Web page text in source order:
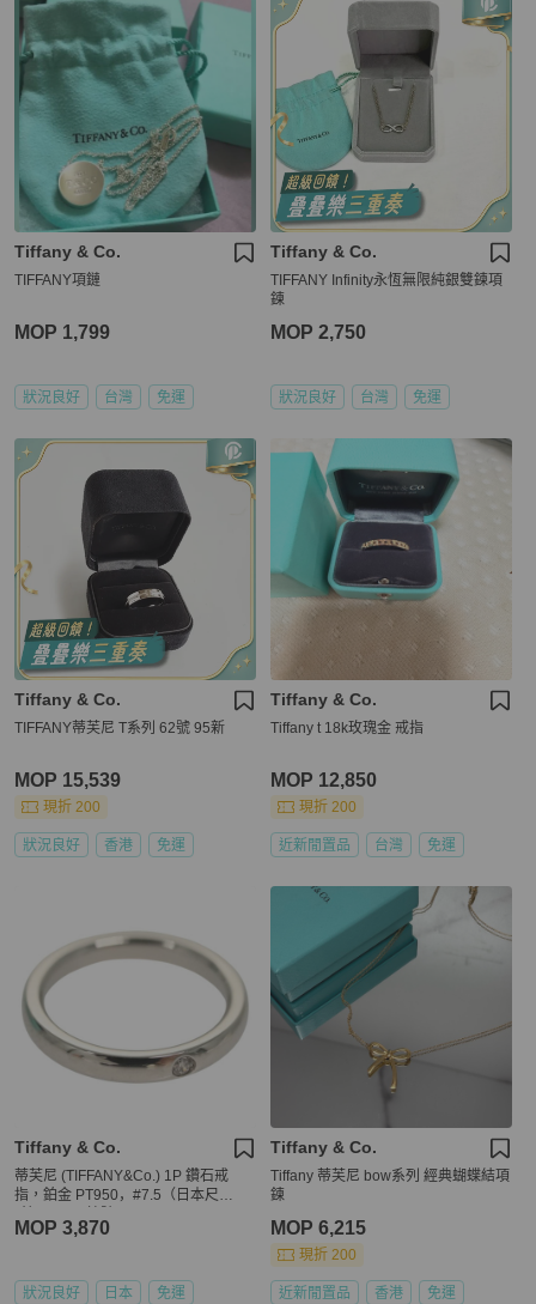
Tiffany & Co.
TIFFANY項鏈
MOP 1,799
狀況良好 台灣 免運
Tiffany & Co.
TIFFANY Infinity永恆無限純銀雙鍊項
鍊
MOP 2,750
狀況良好 台灣 免運
Tiffany & Co.
TIFFANY蒂芙尼 T系列 62號 95新
MOP 15,539
現折 200
狀況良好 香港 免運
Tiffany & Co.
Tiffany t 18k玫瑰金 戒指
MOP 12,850
現折 200
近新閒置品 台灣 免運
Tiffany & Co.
蒂芙尼 (TIFFANY&Co.) 1P 鑽石戒
指，鉑金 PT950，#7.5（日本尺
MOP 3,870
狀況良好 日本 免運
Tiffany & Co.
Tiffany 蒂芙尼 bow系列 經典蝴蝶結項
鍊
MOP 6,215
現折 200
近新閒置品 香港 免運